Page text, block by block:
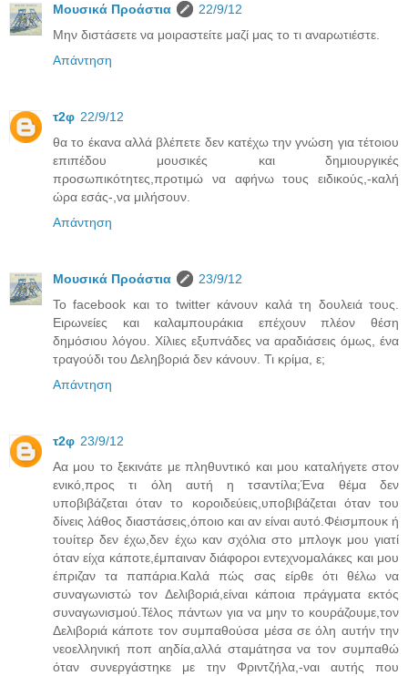
Μουσικά Προάστια
22/9/12
Μην διστάσετε να μοιραστείτε μαζί μας το τι αναρωτιέστε.
Απάντηση
τ2φ 22/9/12
θα το έκανα αλλά βλέπετε δεν κατέχω την γνώση για τέτοιου
επιπέδου μουσικές και δημιουργικές
προσωπικότητες,προτιμώ να αφήνω τους ειδικούς,-καλή
ώρα εσάς-,να μιλήσουν.
Απάντηση
Μουσικά Προάστια
23/9/12
Το facebook και το twitter κάνουν καλά τη δουλειά τους.
Ειρωνείες και καλαμπουράκια επέχουν πλέον θέση
δημόσιου λόγου. Χίλιες εξυπνάδες να αραδιάσεις όμως, ένα
τραγούδι του Δεληβοριά δεν κάνουν. Τι κρίμα, ε;
Απάντηση
τ2φ 23/9/12
Αα μου το ξεκινάτε με πληθυντικό και μου καταλήγετε στον
ενικό,προς τι όλη αυτή η τσαντίλα;Ένα θέμα δεν
υποβιβάζεται όταν το κοροιδεύεις,υποβιβάζεται όταν του
δίνεις λάθος διαστάσεις,όποιο και αν είναι αυτό.Φέισμπουκ ή
τουίτερ δεν έχω,δεν έχω καν σχόλια στο μπλογκ μου γιατί
όταν είχα κάποτε,έμπαιναν διάφοροι εντεχνομαλάκες και μου
έπριζαν τα παπάρια.Καλά πώς σας είρθε ότι θέλω να
συναγωνιστώ τον Δελιβοριά,είναι κάποια πράγματα εκτός
συναγωνισμού.Τέλος πάντων για να μην το κουράζουμε,τον
Δελιβοριά κάποτε τον συμπαθούσα μέσα σε όλη αυτήν την
νεοελληνική ποπ αηδία,αλλά σταμάτησα να τον συμπαθώ
όταν συνεργάστηκε με την Φριντζήλα,-ναι αυτής που